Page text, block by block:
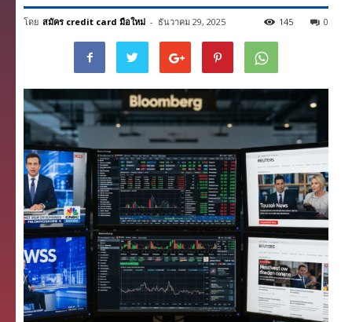
โดย สมัคร credit card มือใหม่ - ธันวาคม 29, 2025 0
145